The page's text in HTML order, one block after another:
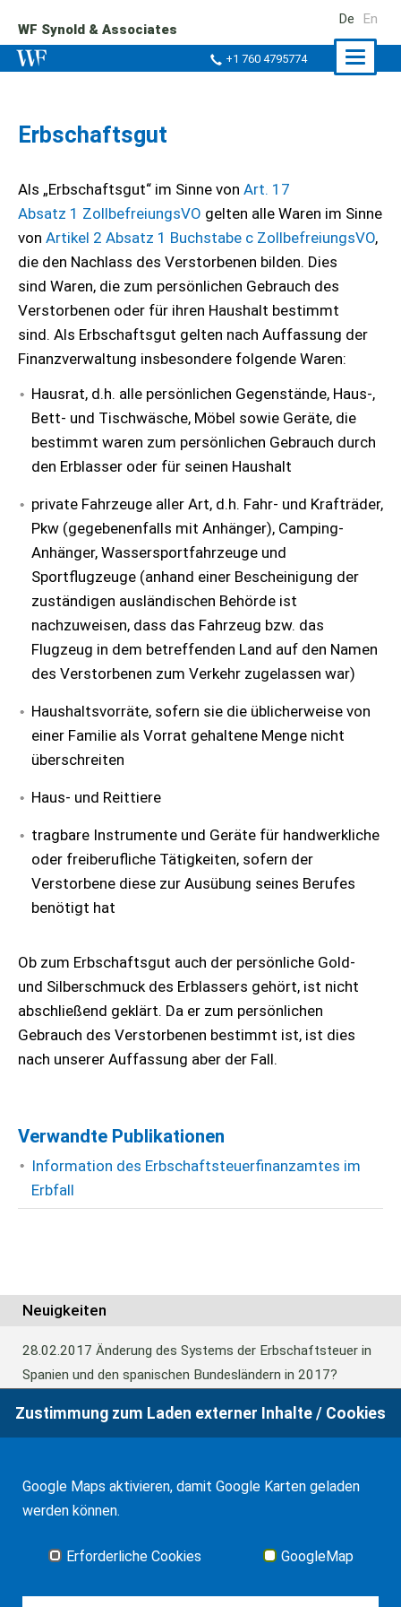
WF Synold & Associates
+1 760 4795774
De En
Erbschaftsgut
Als „Erbschaftsgut“ im Sinne von Art. 17
Absatz 1 ZollbefreiungsVO gelten alle Waren im Sinne
von Artikel 2 Absatz 1 Buchstabe c ZollbefreiungsVO,
die den Nachlass des Verstorbenen bilden. Dies
sind Waren, die zum persönlichen Gebrauch des
Verstorbenen oder für ihren Haushalt bestimmt
sind. Als Erbschaftsgut gelten nach Auffassung der
Finanzverwaltung insbesondere folgende Waren:
Hausrat, d.h. alle persönlichen Gegenstände, Haus-,
Bett- und Tischwäsche, Möbel sowie Geräte, die
bestimmt waren zum persönlichen Gebrauch durch
den Erblasser oder für seinen Haushalt
private Fahrzeuge aller Art, d.h. Fahr- und Krafträder,
Pkw (gegebenenfalls mit Anhänger), Camping-
Anhänger, Wassersportfahrzeuge und
Sportflugzeuge (anhand einer Bescheinigung der
zuständigen ausländischen Behörde ist
nachzuweisen, dass das Fahrzeug bzw. das
Flugzeug in dem betreffenden Land auf den Namen
des Verstorbenen zum Verkehr zugelassen war)
Haushaltsvorräte, sofern sie die üblicherweise von
einer Familie als Vorrat gehaltene Menge nicht
überschreiten
Haus- und Reittiere
tragbare Instrumente und Geräte für handwerkliche
oder freiberufliche Tätigkeiten, sofern der
Verstorbene diese zur Ausübung seines Berufes
benötigt hat
Ob zum Erbschaftsgut auch der persönliche Gold-
und Silberschmuck des Erblassers gehört, ist nicht
abschließend geklärt. Da er zum persönlichen
Gebrauch des Verstorbenen bestimmt ist, ist dies
nach unserer Auffassung aber der Fall.
Verwandte Publikationen
Information des Erbschaftsteuerfinanzamtes im
Erbfall
Neuigkeiten
28.02.2017 Änderung des Systems der Erbschaftsteuer in
Spanien und den spanischen Bundesländern in 2017?
24.06.2016Europäisches Güterrecht verabschiedet
01.01.2016
Erbschaftsteuer und Schenkungssteuer der
Zustimmung zum Laden externer Inhalte / Cookies
Google Maps aktivieren, damit Google Karten geladen
werden können.
Erforderliche Cookies GoogleMap